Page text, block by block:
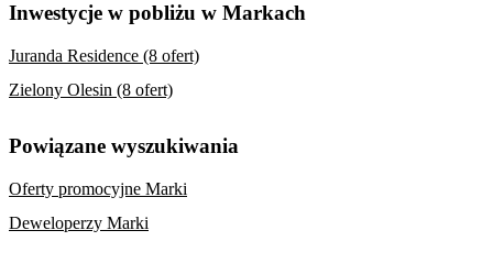
Inwestycje w pobliżu w Markach
Juranda Residence (8 ofert)
Zielony Olesin (8 ofert)
Powiązane wyszukiwania
Oferty promocyjne Marki
Deweloperzy Marki